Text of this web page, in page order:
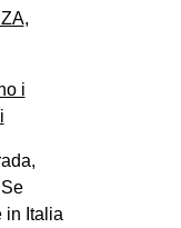
,
in Italia